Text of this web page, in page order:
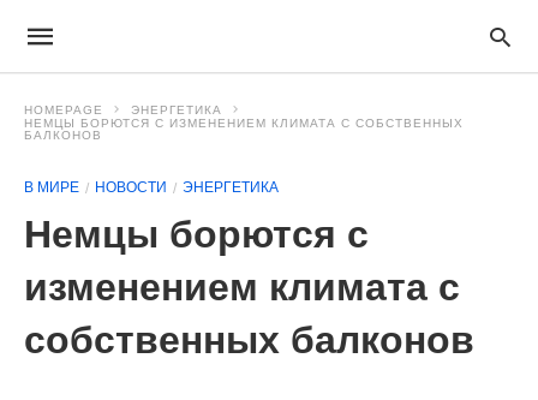
HOMEPAGE
ЭНЕРГЕТИКА
НЕМЦЫ БОРЮТСЯ С ИЗМЕНЕНИЕМ КЛИМАТА С СОБСТВЕННЫХ
БАЛКОНОВ
В МИРЕ НОВОСТИ ЭНЕРГЕТИКА
Немцы борются с
изменением климата с
собственных балконов